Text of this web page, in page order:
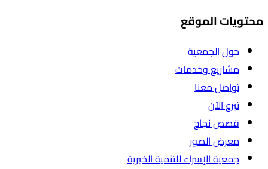
محتويات الموقع
حول الجمعية
مشاريع وخدمات
تواصل معنا
تبرع الآن
قصص نجاح
معرض الصور
جمعية الإسراء للتنمية الخيرية